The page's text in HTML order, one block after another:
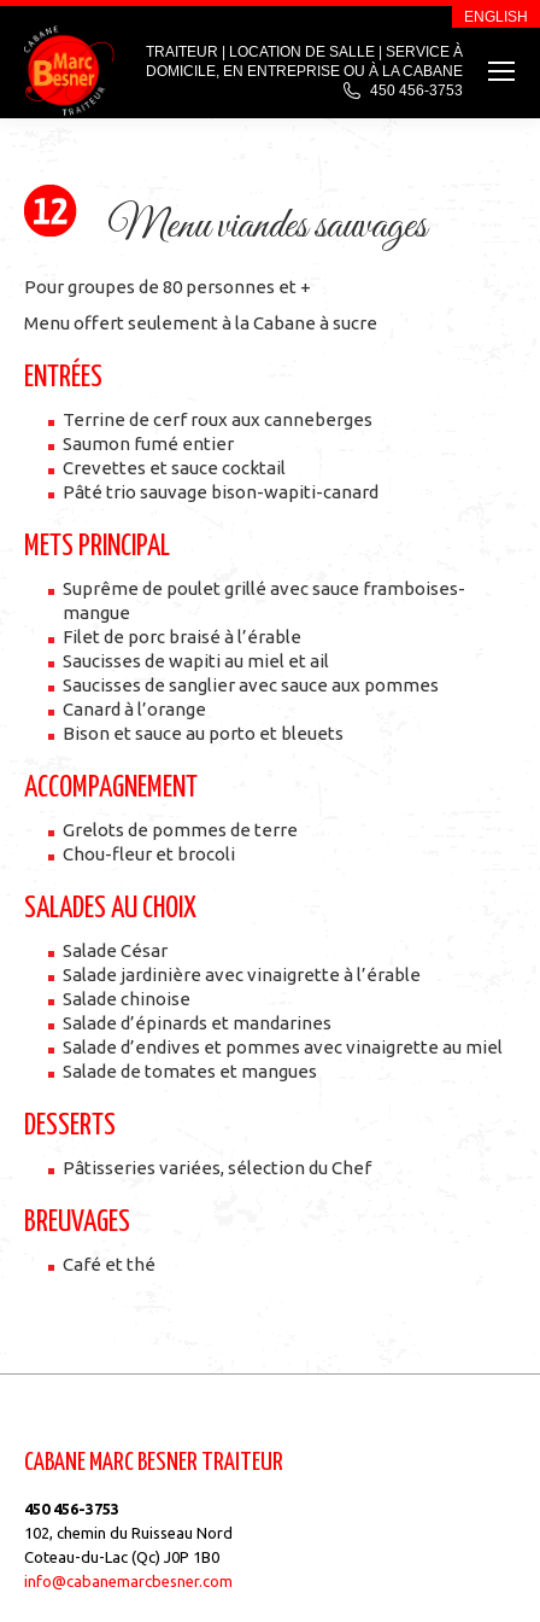
ENGLISH
TRAITEUR | LOCATION DE SALLE | SERVICE À
DOMICILE, EN ENTREPRISE OU À LA CABANE
450 456-3753
Menu viandes sauvages
Pour groupes de 80 personnes et +
Menu offert seulement à la Cabane à sucre
ENTRÉES
Terrine de cerf roux aux canneberges
Saumon fumé entier
Crevettes et sauce cocktail
Pâté trio sauvage bison-wapiti-canard
METS PRINCIPAL
Suprême de poulet grillé avec sauce framboises-
mangue
Filet de porc braisé à l’érable
Saucisses de wapiti au miel et ail
Saucisses de sanglier avec sauce aux pommes
Canard à l’orange
Bison et sauce au porto et bleuets
ACCOMPAGNEMENT
Grelots de pommes de terre
Chou-fleur et brocoli
SALADES AU CHOIX
Salade César
Salade jardinière avec vinaigrette à l’érable
Salade chinoise
Salade d’épinards et mandarines
Salade d’endives et pommes avec vinaigrette au miel
Salade de tomates et mangues
DESSERTS
Pâtisseries variées, sélection du Chef
BREUVAGES
Café et thé
CABANE MARC BESNER TRAITEUR
450 456-3753
102, chemin du Ruisseau Nord
Coteau-du-Lac (Qc) J0P 1B0
info@cabanemarcbesner.com